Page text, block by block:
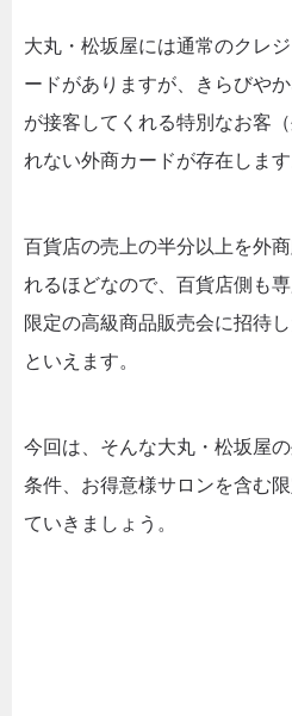
大丸・松坂屋には通常のクレ
ードがありますが、きらびや
が接客してくれる特別なお客
れない外商カードが存在します
百貨店の売上の半分以上を外
れるほどなので、百貨店側も
限定の高級商品販売会に招待
といえます。
今回は、そんな大丸・松坂屋
条件、お得意様サロンを含む
ていきましょう。